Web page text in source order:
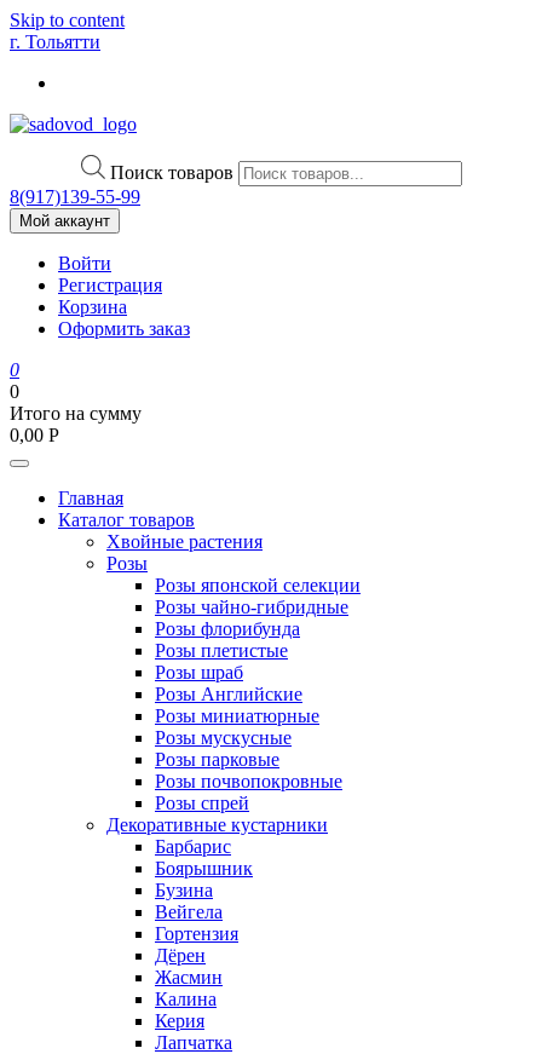
Skip to content
г. Тольятти
Поиск товаров
8(917)139‑55-99
Мой аккаунт
Войти
Регистрация
Корзина
Оформить заказ
0
0
Итого на сумму
0,00 Р
Главная
Каталог товаров
Хвойные растения
Розы
Розы японской селекции
Розы чайно-гибридные
Розы флорибунда
Розы плетистые
Розы шраб
Розы Английские
Розы миниатюрные
Розы мускусные
Розы парковые
Розы почвопокровные
Розы спрей
Декоративные кустарники
Барбарис
Боярышник
Бузина
Вейгела
Гортензия
Дёрен
Жасмин
Калина
Керия
Лапчатка